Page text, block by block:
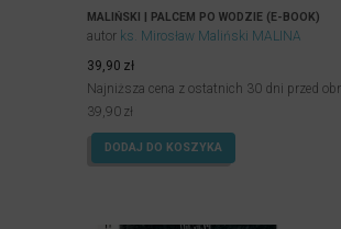
MALIŃSKI | PALCEM PO WODZIE (E-BOOK)
autor ks. Mirosław Maliński MALINA
39,90 zł
Najniższa cena z ostatnich 30 dni przed
39,90 zł
DODAJ DO KOSZYKA